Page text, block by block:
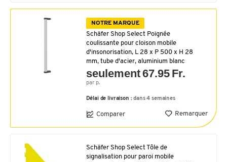
NOTRE MARQUE
Schäfer Shop Select Poignée
coulissante pour cloison mobile
d'insonorisation, L 28 x P 500 x H 28
mm, tube d'acier, aluminium blanc
seulement 67.95 Fr.
par p.
Délai de livraison :dans 4 semaines
Comparer Remarquer
Schäfer Shop Select Tôle de
signalisation pour paroi mobile